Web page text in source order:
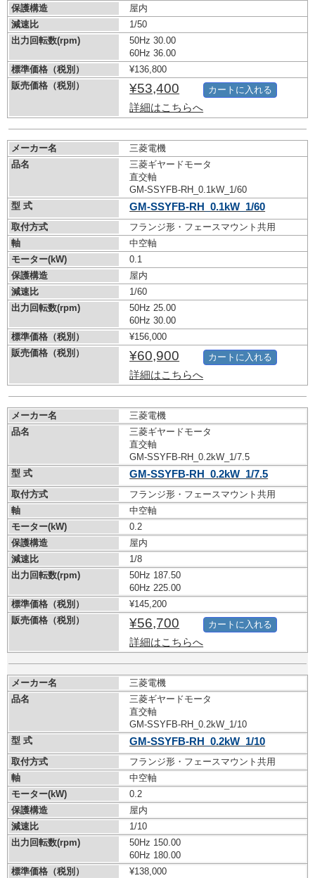
保護構造
屋内
減速比
1/50
出力回転数(rpm)
50Hz 30.00
60Hz 36.00
標準価格（税別）
¥136,800
販売価格（税別）
¥53,400
詳細はこちらへ
カートに入れる
メーカー名
三菱電機
品名
三菱ギヤードモータ
直交軸
GM-SSYFB-RH_0.1kW_1/60
型 式
GM-SSYFB-RH_0.1kW_1/60
取付方式
フランジ形・フェースマウント共用
軸
中空軸
モーター(kW)
0.1
保護構造
屋内
減速比
1/60
出力回転数(rpm)
50Hz 25.00
60Hz 30.00
標準価格（税別）
¥156,000
販売価格（税別）
¥60,900
詳細はこちらへ
カートに入れる
メーカー名
三菱電機
品名
三菱ギヤードモータ
直交軸
GM-SSYFB-RH_0.2kW_1/7.5
型 式
GM-SSYFB-RH_0.2kW_1/7.5
取付方式
フランジ形・フェースマウント共用
軸
中空軸
モーター(kW)
0.2
保護構造
屋内
減速比
1/8
出力回転数(rpm)
50Hz 187.50
60Hz 225.00
標準価格（税別）
¥145,200
販売価格（税別）
¥56,700
詳細はこちらへ
カートに入れる
メーカー名
三菱電機
品名
三菱ギヤードモータ
直交軸
GM-SSYFB-RH_0.2kW_1/10
型 式
GM-SSYFB-RH_0.2kW_1/10
取付方式
フランジ形・フェースマウント共用
軸
中空軸
モーター(kW)
0.2
保護構造
屋内
減速比
1/10
出力回転数(rpm)
50Hz 150.00
60Hz 180.00
標準価格（税別）
¥138,000